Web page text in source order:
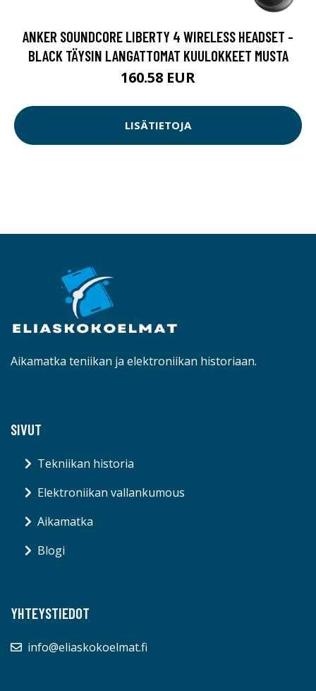
ANKER SOUNDCORE LIBERTY 4 WIRELESS HEADSET -
BLACK TÄYSIN LANGATTOMAT KUULOKKEET MUSTA
160.58 EUR
LISÄTIETOJA
Aikamatka teniikan ja elektroniikan historiaan.
SIVUT
Tekniikan historia
Elektroniikan vallankumous
Aikamatka
Blogi
YHTEYSTIEDOT
info@eliaskokoelmat.fi